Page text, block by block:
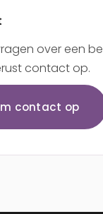
over een
contact op.
contact op